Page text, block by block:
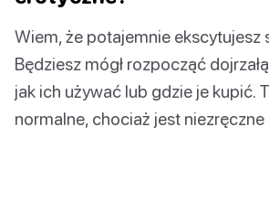
Wiem, że potajemnie ekscytujesz
Będziesz mógł rozpocząć
jak ich używać lub gdzie je kupić.
normalne, chociaż jest niezręczne